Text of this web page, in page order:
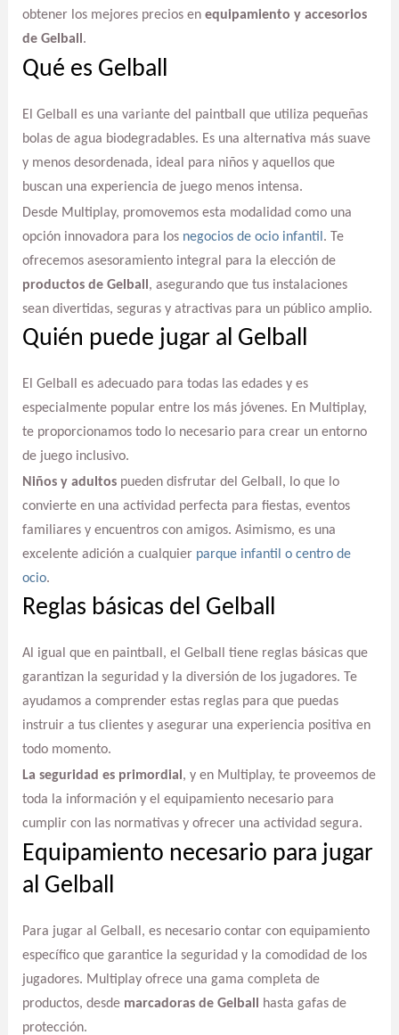
obtener los mejores precios en equipamiento y accesorios
de Gelball.
Qué es Gelball
El Gelball es una variante del paintball que utiliza pequeñas
bolas de agua biodegradables. Es una alternativa más suave
y menos desordenada, ideal para niños y aquellos que
buscan una experiencia de juego menos intensa.
Desde Multiplay, promovemos esta modalidad como una
opción innovadora para los negocios de ocio infantil . Te
ofrecemos asesoramiento integral para la elección de
productos de Gelball , asegurando que tus instalaciones
sean divertidas, seguras y atractivas para un público amplio.
Quién puede jugar al Gelball
El Gelball es adecuado para todas las edades y es
especialmente popular entre los más jóvenes. En Multiplay,
te proporcionamos todo lo necesario para crear un entorno
de juego inclusivo.
Niños y adultospueden disfrutar del Gelball, lo que lo
convierte en una actividad perfecta para fiestas, eventos
familiares y encuentros con amigos. Asimismo, es una
excelente adición a cualquier parque infantil o centro de
ocio.
Reglas básicas del Gelball
Al igual que en paintball, el Gelball tiene reglas básicas que
garantizan la seguridad y la diversión de los jugadores. Te
ayudamos a comprender estas reglas para que puedas
instruir a tus clientes y asegurar una experiencia positiva en
todo momento.
La seguridad es primordial , y en Multiplay, te proveemos de
toda la información y el equipamiento necesario para
cumplir con las normativas y ofrecer una actividad segura.
Equipamiento necesario para jugar
al Gelball
Para jugar al Gelball, es necesario contar con equipamiento
específico que garantice la seguridad y la comodidad de los
jugadores. Multiplay ofrece una gama completa de
productos, desde marcadoras de Gelball
hasta gafas de
protección.